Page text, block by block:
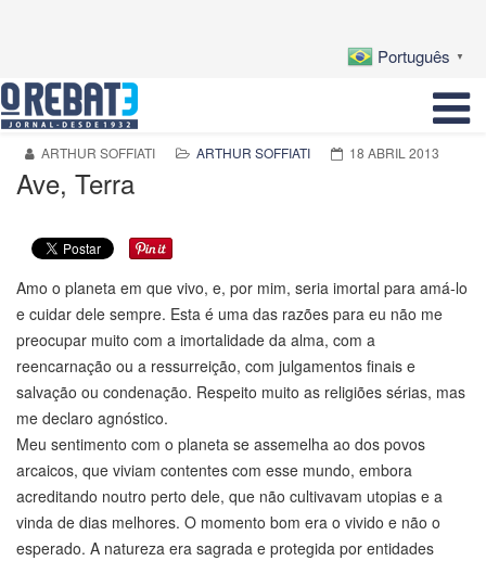
Português ▼
ARTHUR SOFFIATI ARTHUR SOFFIATI 18 ABRIL 2013
Ave, Terra
Amo o planeta em que vivo, e, por mim, seria imortal para amá-lo
e cuidar dele sempre. Esta é uma das razões para eu não me
preocupar muito com a imortalidade da alma, com a
reencarnação ou a ressurreição, com julgamentos finais e
salvação ou condenação. Respeito muito as religiões sérias, mas
me declaro agnóstico.
Meu sentimento com o planeta se assemelha ao dos povos
arcaicos, que viviam contentes com esse mundo, embora
acreditando noutro perto dele, que não cultivavam utopias e a
vinda de dias melhores. O momento bom era o vivido e não o
esperado. A natureza era sagrada e protegida por entidades